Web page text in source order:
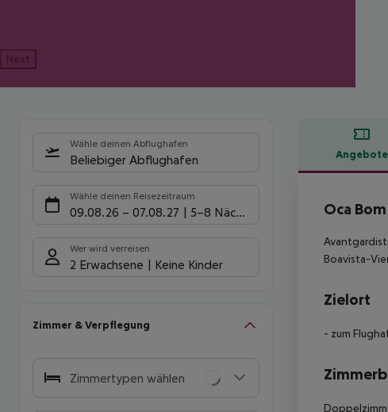
Next
Wähle deinen Abflughafen
Beliebiger Abflughafen
Wähle deinen Reisezeitraum
09.08.26 – 07.08.27 5-8 Nächte
Wer wird verreisen
2 Erwachsene Keine Kinder
Zimmer & Verpflegung
Zimmertypen wählen
Angebote
Oca
Boavista-
Zielort
- zum